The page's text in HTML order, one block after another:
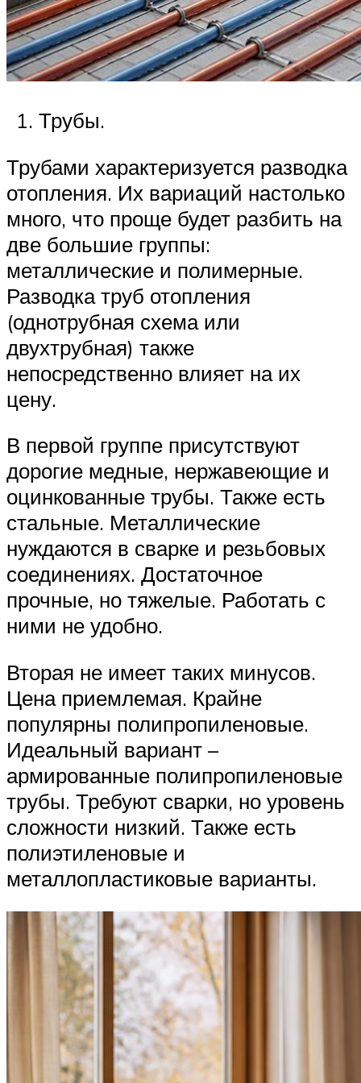
Трубы.
Трубами характеризуется разводка
отопления. Их вариаций настолько
много, что проще будет разбить на
две большие группы:
металлические и полимерные.
Разводка труб отопления
(однотрубная схема или
двухтрубная) также
непосредственно влияет на их
цену.
В первой группе присутствуют
дорогие медные, нержавеющие и
оцинкованные трубы. Также есть
стальные. Металлические
нуждаются в сварке и резьбовых
соединениях. Достаточное
прочные, но тяжелые. Работать с
ними не удобно.
Вторая не имеет таких минусов.
Цена приемлемая. Крайне
популярны полипропиленовые.
Идеальный вариант –
армированные полипропиленовые
трубы. Требуют сварки, но уровень
сложности низкий. Также есть
полиэтиленовые и
металлопластиковые варианты.